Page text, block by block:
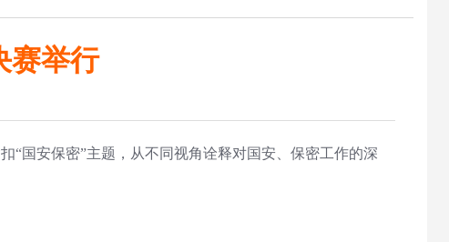
赛举行
国安保密”主题，从不同视角诠释对国安、保密工作的深